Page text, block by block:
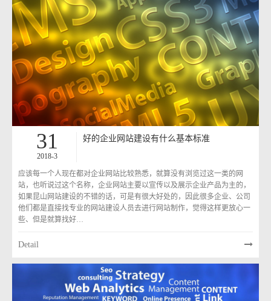
31
2018-3
好的企业网站建设有什么基本标准
应该每一个人现在都对企业网站比较熟悉，就算没有浏览过这一类的网
站，也听说过这个名称，企业网站主要以宣传以及展示企业产品为主的，
如果昆山网站建设的不错的话，可是有很大好处的，因此很多企业、公司
他们都是直接找专业的网站建设人员去进行网站制作，觉得这样更放心一
些、但是就算找好…
Detail